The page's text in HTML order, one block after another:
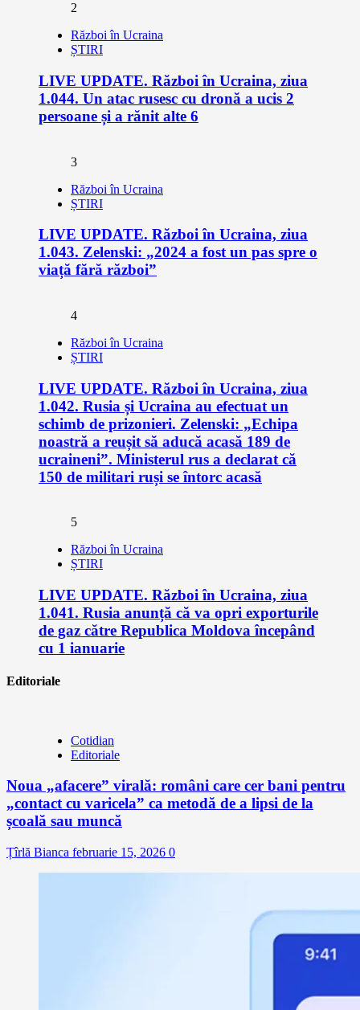
2
Război în Ucraina
ȘTIRI
LIVE UPDATE. Război în Ucraina, ziua
1.044. Un atac rusesc cu dronă a ucis 2
persoane și a rănit alte 6
3
Război în Ucraina
ȘTIRI
LIVE UPDATE. Război în Ucraina, ziua
1.043. Zelenski: „2024 a fost un pas spre o
viață fără război”
4
Război în Ucraina
ȘTIRI
LIVE UPDATE. Război în Ucraina, ziua
1.042. Rusia și Ucraina au efectuat un
schimb de prizonieri. Zelenski: „Echipa
noastră a reușit să aducă acasă 189 de
ucraineni”. Ministerul rus a declarat că
150 de militari ruși se întorc acasă
5
Război în Ucraina
ȘTIRI
LIVE UPDATE. Război în Ucraina, ziua
1.041. Rusia anunță că va opri exporturile
de gaz către Republica Moldova începând
cu 1 ianuarie
Editoriale
Cotidian
Editoriale
Noua „afacere” virală: români care cer bani pentru
„contact cu varicela” ca metodă de a lipsi de la
școală sau muncă
Țîrlă Bianca februarie 15, 2026 0